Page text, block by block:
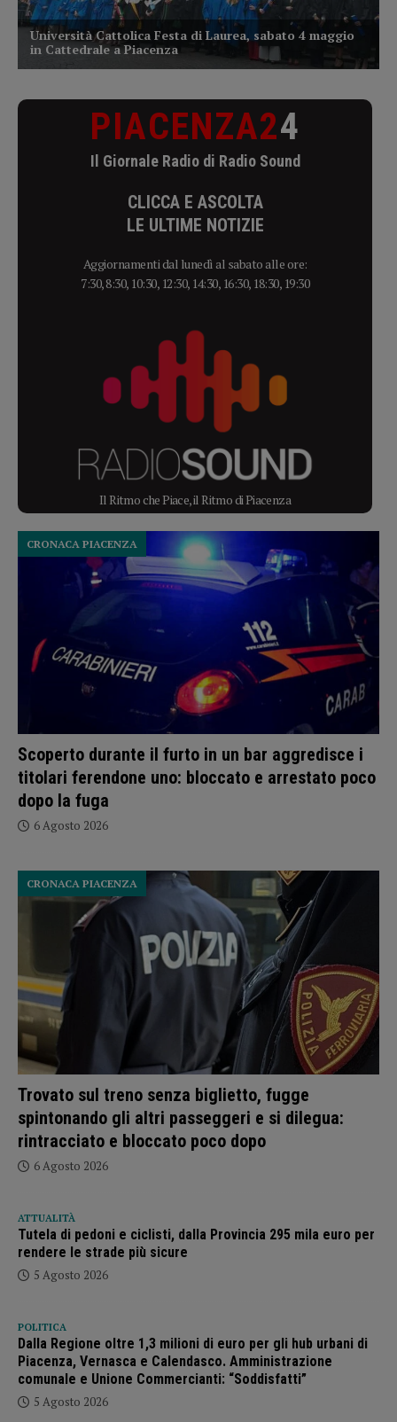
PIACENZA24
Il Giornale Radio di Radio Sound
CLICCA E ASCOLTA
LE ULTIME NOTIZIE
Aggiornamenti dal lunedì al sabato alle ore:
7:30, 8:30, 10:30, 12:30, 14:30, 16:30, 18:30, 19:30
Il Ritmo che Piace, il Ritmo di Piacenza
Scoperto durante il furto in un bar aggredisce i
titolari ferendone uno: bloccato e arrestato poco
dopo la fuga
CRONACA PIACENZA
6 Agosto 2026
Trovato sul treno senza biglietto, fugge
spintonando gli altri passeggeri e si dilegua:
rintracciato e bloccato poco dopo
CRONACA PIACENZA
6 Agosto 2026
ATTUALITÀ
Tutela di pedoni e ciclisti, dalla Provincia 295 mila euro per
rendere le strade più sicure
5 Agosto 2026
POLITICA
Dalla Regione oltre 1,3 milioni di euro per gli hub urbani di
Piacenza, Vernasca e Calendasco. Amministrazione
comunale e Unione Commercianti: “Soddisfatti”
5 Agosto 2026